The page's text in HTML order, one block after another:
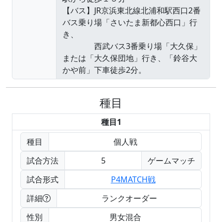
種目
種目1
種目
個人戦
試合方法
5
ゲームマッチ
試合形式
P4MATCH戦
詳細
ランクオーダー
性別
男女混合